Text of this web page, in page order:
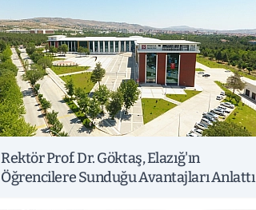
Rektör Prof. Dr. Göktaş, Elazığ'ın
Öğrencilere Sunduğu Avantajları Anlattı